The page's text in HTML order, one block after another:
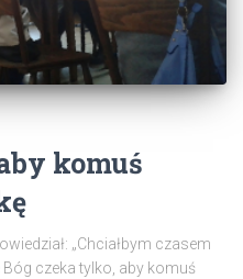
komuś
„Chciałbym czasem
czeka tylko, aby komuś